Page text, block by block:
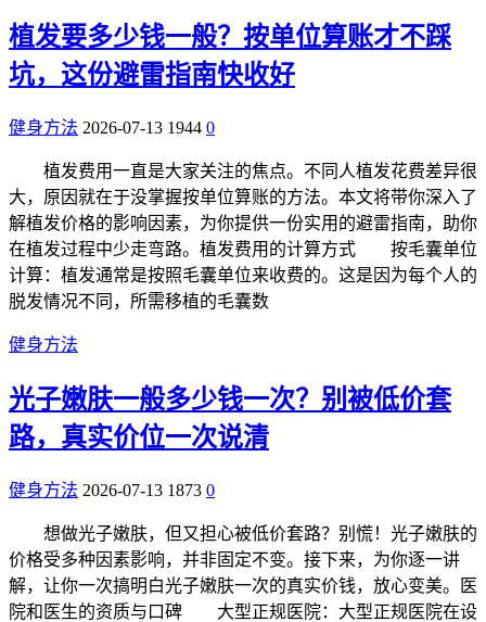
植发要多少钱一般？按单位算账才不踩
坑，这份避雷指南快收好
健身方法 2026-07-13 1944 0
植发费用一直是大家关注的焦点。不同人植发花费差异很
大，原因就在于没掌握按单位算账的方法。本文将带你深入了
解植发价格的影响因素，为你提供一份实用的避雷指南，助你
在植发过程中少走弯路。植发费用的计算方式 按毛囊单位
计算：植发通常是按照毛囊单位来收费的。这是因为每个人的
脱发情况不同，所需移植的毛囊数
健身方法
光子嫩肤一般多少钱一次？别被低价套
路，真实价位一次说清
健身方法 2026-07-13 1873 0
想做光子嫩肤，但又担心被低价套路？别慌！光子嫩肤的
价格受多种因素影响，并非固定不变。接下来，为你逐一讲
解，让你一次搞明白光子嫩肤一次的真实价钱，放心变美。医
院和医生的资质与口碑 大型正规医院：大型正规医院在设